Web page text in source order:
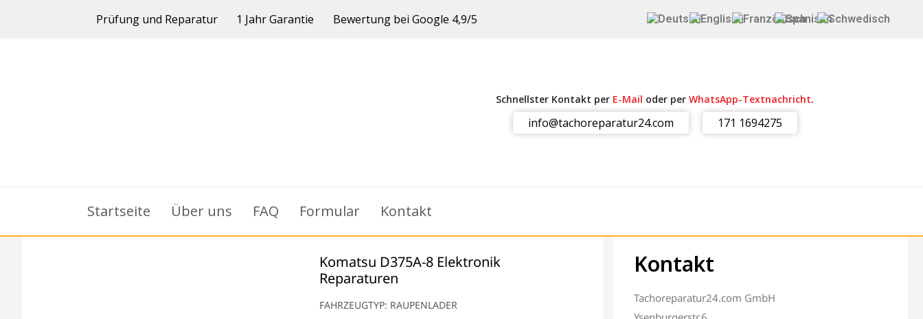
Prüfung und Reparatur 1 Jahr Garantie Bewertung bei Google 4,9/5
Schnellster Kontakt per E-Mail oder perWhatsApp-Textnachricht.
info@tachoreparatur24.com 171 1694275
Startseite Über uns FAQ Formular Kontakt
Komatsu D375A-8 Elektronik
Reparaturen
FAHRZEUGTYP: RAUPENLADER
Kontakt
Tachoreparatur24.com GmbH